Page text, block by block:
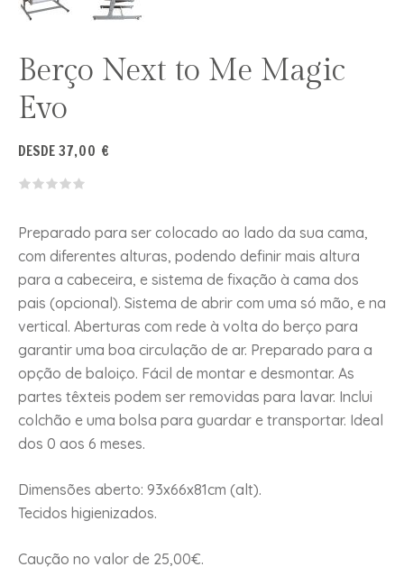
Berço Next to Me Magic
Evo
DESDE37,00 €
Preparado para ser colocado ao lado da sua cama,
com diferentes alturas, podendo definir mais altura
para a cabeceira, e sistema de fixação à cama dos
pais (opcional). Sistema de abrir com uma só mão, e na
vertical. Aberturas com rede à volta do berço para
garantir uma boa circulação de ar. Preparado para a
opção de baloiço. Fácil de montar e desmontar. As
partes têxteis podem ser removidas para lavar. Inclui
colchão e uma bolsa para guardar e transportar. Ideal
dos 0 aos 6 meses.
Dimensões aberto: 93x66x81cm (alt).
Tecidos higienizados.
Caução no valor de 25,00€.